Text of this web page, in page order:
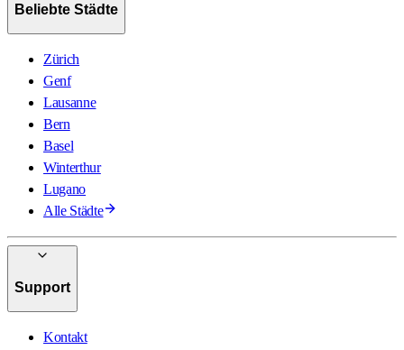
Beliebte Städte
Zürich
Genf
Lausanne
Bern
Basel
Winterthur
Lugano
Alle Städte
Support
Kontakt